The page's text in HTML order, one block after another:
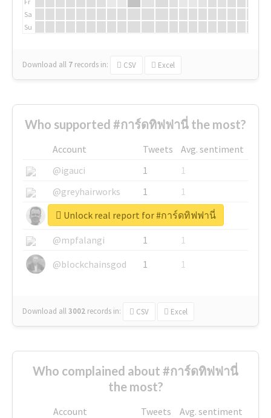
Sa
Su
Download all 7 records in: CSV Excel
Who supported #การ์ดทิฟฟานี่ the most?
Account Tweets
Avg. sentiment
@igauci
1
1
@greyhairworks
1
1
@glynmottershead
1
1
@mpfalangi
1
1
@blockchainsgod
1 1
Download all3002 records in: CSV Excel
Unlock real report for #การ์ดทิฟฟานี่
Who complained about #การ์ดทิฟฟานี่
the most?
Account Tweets
Avg. sentiment